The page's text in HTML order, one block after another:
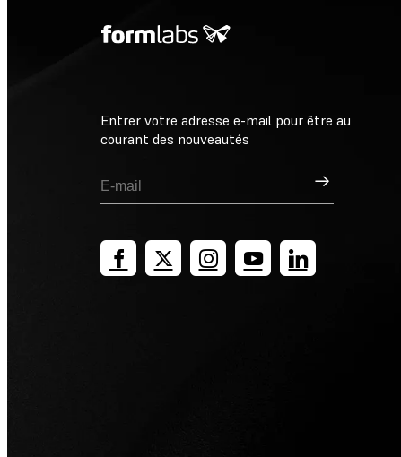
Entrer votre adresse e-mail pour être au
courant des nouveautés
Inscription